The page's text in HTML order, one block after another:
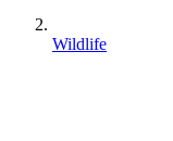
Wildlife